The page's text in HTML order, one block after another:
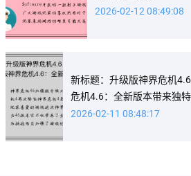
2026-02-12 08:49:08
新标题：升级版神界危机
危机4.6：全新版本带来独
2026-02-11 08:48:17